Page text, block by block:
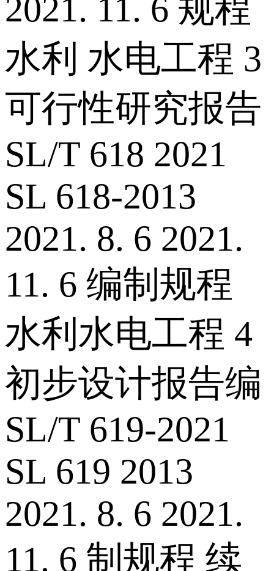
2021. 11. 6 规程
水利 水电工程 3
可行性研究报告
SL/T 618 2021
SL 618-2013
2021. 8. 6 2021.
11. 6 编制规程
水利水电工程 4
初步设计报告编
SL/T 619-2021
SL 619 2013
2021. 8. 6 2021.
11. 6 制规程 续